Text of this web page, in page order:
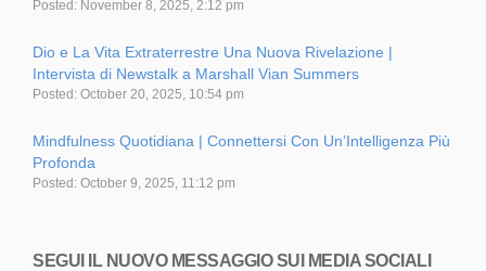
Posted: November 8, 2025, 2:12 pm
Dio e La Vita Extraterrestre Una Nuova Rivelazione |
Intervista di Newstalk a Marshall Vian Summers
Posted: October 20, 2025, 10:54 pm
Mindfulness Quotidiana | Connettersi Con Un’Intelligenza Più
Profonda
Posted: October 9, 2025, 11:12 pm
SEGUI IL NUOVO MESSAGGIO SUI MEDIA SOCIALI